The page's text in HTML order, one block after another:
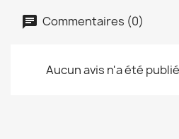
Commentaires (0)
Aucun avis n'a été